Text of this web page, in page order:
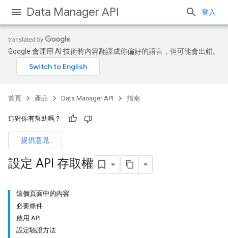
Data Manager API 登入
Google 會運用 AI 技術將內容翻譯成你偏好的語言，但可能會出錯。
首頁 產品 Data Manager API 指南
這對你有幫助嗎？
提供意見
設定 API 存取權
這個頁面中的內容
必要條件
啟用 API
設定驗證方法